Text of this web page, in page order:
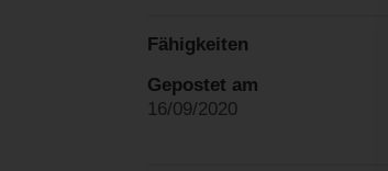
Fähigkeiten
Gepostet am
16/09/2020